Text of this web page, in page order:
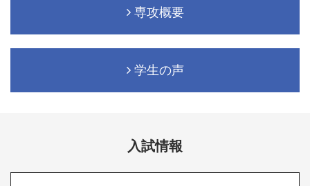
専攻概要
学生の声
入試情報